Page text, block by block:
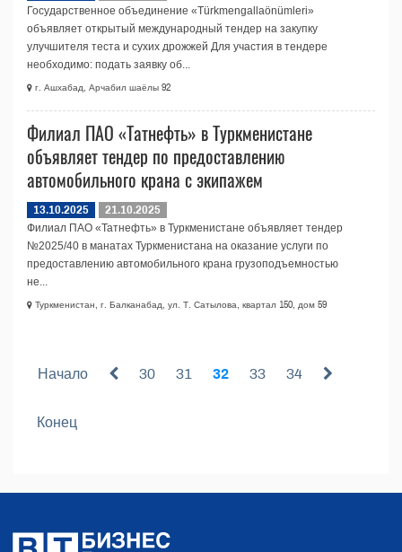
Государственное объединение «Türkmengallaönümleri»
объявляет открытый международный тендер на закупку
улучшителя теста и сухих дрожжей Для участия в тендере
необходимо: подать заявку об...
г. Ашхабад, Арчабил шаёлы 92
Филиал ПАО «Татнефть» в Туркменистане
объявляет тендер по предоставлению
автомобильного крана с экипажем
13.10.2025
21.10.2025
Филиал ПАО «Татнефть» в Туркменистане объявляет тендер
№2025/40 в манатах Туркменистана на оказание услуги по
предоставлению автомобильного крана грузоподъемностью
не...
Туркменистан, г. Балканабад, ул. Т. Сатылова, квартал 150, дом 59
Начало 30 31 32 33 34
Конец